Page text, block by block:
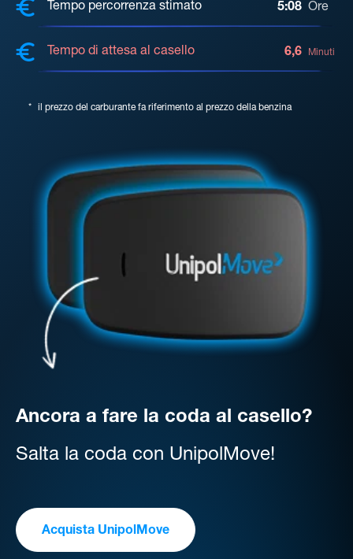
Tempo percorrenza stimato 5:08 Ore
Tempo di attesa al casello 6,6 Minuti
* il prezzo del carburante fa riferimento al prezzo della benzina
Ancora a fare la coda al casello?
Salta la coda con UnipolMove!
Acquista UnipolMove